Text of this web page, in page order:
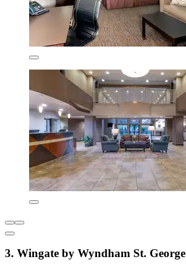
3. Wingate by Wyndham St. George